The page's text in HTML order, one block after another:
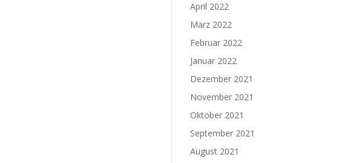
April 2022
März 2022
Februar 2022
Januar 2022
Dezember 2021
November 2021
Oktober 2021
September 2021
August 2021